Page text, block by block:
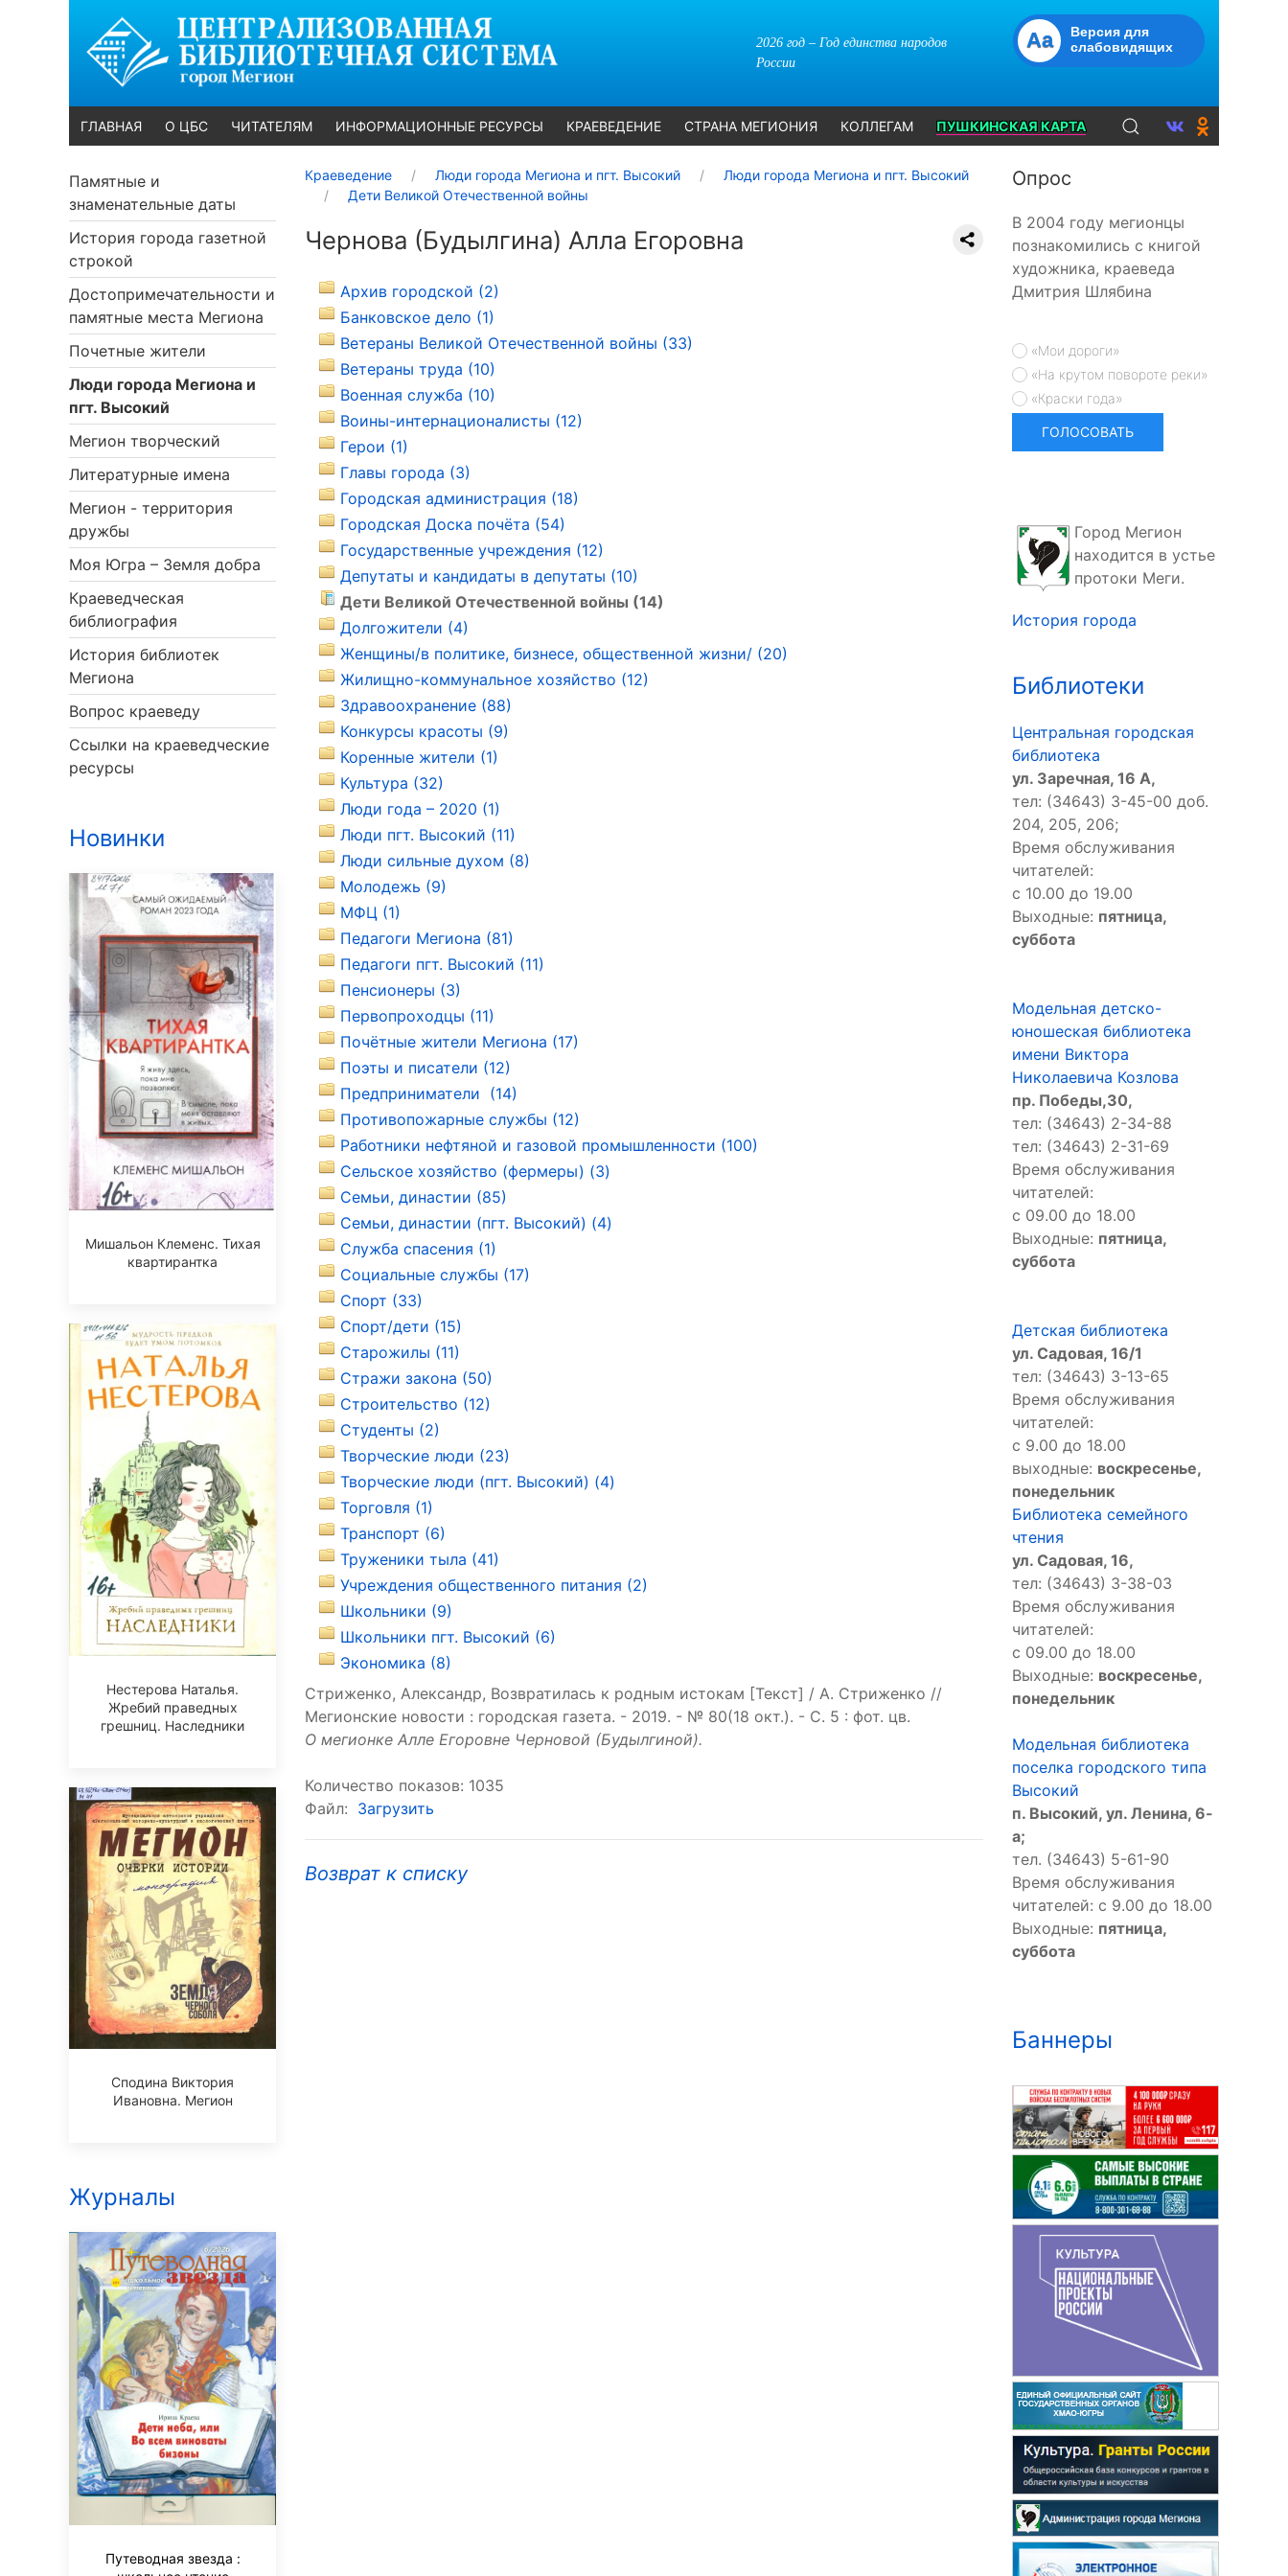
2026 год – Год единства народов
России
Aa
Версия для
слабовидящих
ГЛАВНАЯ О ЦБС ЧИТАТЕЛЯМ ИНФОРМАЦИОННЫЕ РЕСУРСЫ КРАЕВЕДЕНИЕ СТРАНА МЕГИОНИЯ КОЛЛЕГАМ ПУШКИНСКАЯ КАРТА
Памятные и
знаменательные даты
История города газетной
строкой
Достопримечательности и
памятные места Мегиона
Почетные жители
Люди города Мегиона и
пгт. Высокий
Мегион творческий
Литературные имена
Мегион - территория
дружбы
Моя Югра – Земля добра
Краеведческая
библиография
История библиотек
Мегиона
Вопрос краеведу
Ссылки на краеведческие
ресурсы
Новинки
Мишальон Клеменс. Тихая
квартирантка
Нестерова Наталья.
Жребий праведных
грешниц. Наследники
Сподина Виктория
Ивановна. Мегион
Журналы
Путеводная звезда :
Бурда
Краеведение Люди города Мегиона и пгт. Высокий
Люди города Мегиона и пгт. Высокий
Дети Великой Отечественной войны
Чернова (Будылгина) Алла Егоровна
Архив городской (2)
Банковское дело (1)
Ветераны Великой Отечественной войны (33)
Ветераны труда (10)
Военная служба (10)
Воины-интернационалисты (12)
Герои (1)
Главы города (3)
Городская администрация (18)
Городская Доска почёта (54)
Государственные учреждения (12)
Депутаты и кандидаты в депутаты (10)
Дети Великой Отечественной войны (14)
Долгожители (4)
Женщины/в политике, бизнесе, общественной жизни/ (20)
Жилищно-коммунальное хозяйство (12)
Здравоохранение (88)
Конкурсы красоты (9)
Коренные жители (1)
Культура (32)
Люди года – 2020 (1)
Люди пгт. Высокий (11)
Люди сильные духом (8)
Молодежь (9)
МФЦ (1)
Педагоги Мегиона (81)
Педагоги пгт. Высокий (11)
Пенсионеры (3)
Первопроходцы (11)
Почётные жители Мегиона (17)
Поэты и писатели (12)
Предприниматели (14)
Противопожарные службы (12)
Работники нефтяной и газовой промышленности (100)
Сельское хозяйство (фермеры) (3)
Семьи, династии (85)
Семьи, династии (пгт. Высокий) (4)
Служба спасения (1)
Социальные службы (17)
Спорт (33)
Спорт/дети (15)
Старожилы (11)
Стражи закона (50)
Строительство (12)
Студенты (2)
Творческие люди (23)
Творческие люди (пгт. Высокий) (4)
Торговля (1)
Транспорт (6)
Труженики тыла (41)
Учреждения общественного питания (2)
Школьники (9)
Школьники пгт. Высокий (6)
Экономика (8)
Стриженко, Александр, Возвратилась к родным истокам [Текст] / А. Стриженко //
Мегионские новости : городская газета. - 2019. - № 80(18 окт.). - С. 5 : фот. цв.
О мегионке Алле Егоровне Черновой (Будылгиной).
Количество показов: 1035
Файл: Загрузить
Возврат к списку
Опрос
В 2004 году мегионцы
познакомились с книгой
художника, краеведа
Дмитрия Шлябина
«Мои дороги»
«На крутом повороте реки»
«Краски года»
Город Мегион
находится в устье
протоки Меги.
История города
Библиотеки
Центральная городская
библиотека
ул. Заречная, 16 А,
тел: (34643) 3-45-00 доб.
204, 205, 206;
Время обслуживания
читателей:
с 10.00 до 19.00
Выходные: пятница,
суббота
Модельная детско-
юношеская библиотека
имени Виктора
Николаевича Козлова
пр. Победы,30,
тел: (34643) 2-34-88
тел: (34643) 2-31-69
Время обслуживания
читателей:
с 09.00 до 18.00
Выходные: пятница,
суббота
Детская библиотека
ул. Садовая, 16/1
тел: (34643) 3-13-65
Время обслуживания
читателей:
с 9.00 до 18.00
выходные: воскресенье,
понедельник
Библиотека семейного
чтения
ул. Садовая, 16,
тел: (34643) 3-38-03
Время обслуживания
читателей:
с 09.00 до 18.00
Выходные: воскресенье,
понедельник
Модельная библиотека
поселка городского типа
Высокий
п. Высокий, ул. Ленина, 6-
а;
тел. (34643) 5-61-90
Время обслуживания
читателей: с 9.00 до 18.00
Выходные: пятница,
суббота
Баннеры